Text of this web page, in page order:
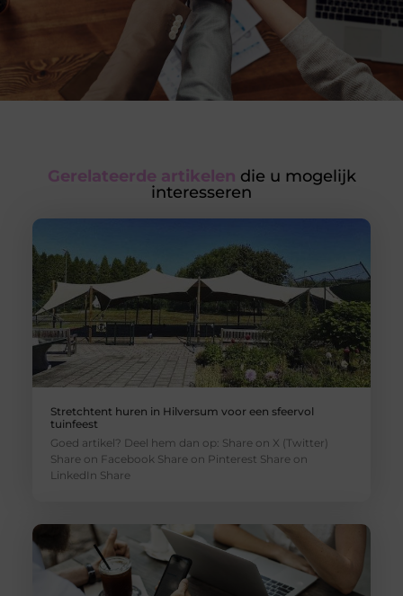
Gerelateerde artikelen die u mogelijk
interesseren
Stretchtent huren in Hilversum voor een sfeervol
tuinfeest
Goed artikel? Deel hem dan op: Share on X (Twitter)
Share on Facebook Share on Pinterest Share on
LinkedIn Share